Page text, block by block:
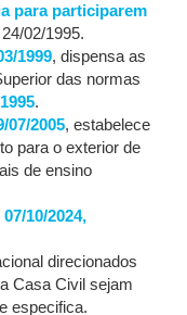
para participarem
02/1995.
1999, dispensa as
das normas
.
07/2005, estabelece
para o exterior de
de ensino
10/2024,
direcionados
Casa Civil sejam
especifica.